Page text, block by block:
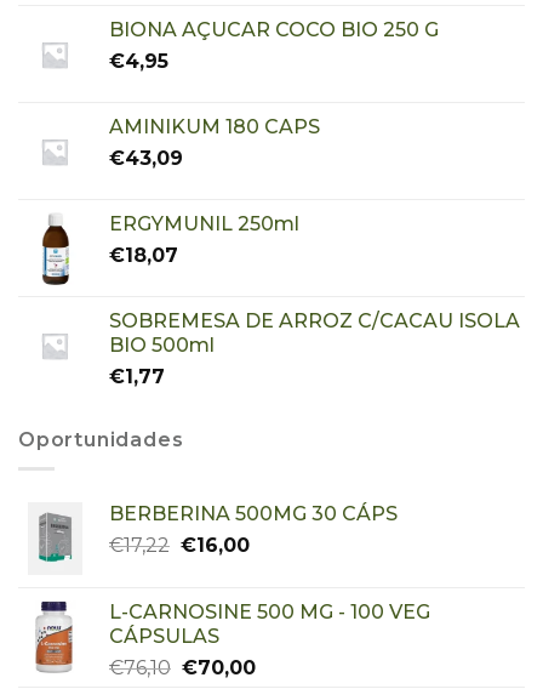
BIONA AÇUCAR COCO BIO 250 G
€4,95
AMINIKUM 180 CAPS
€43,09
ERGYMUNIL 250ml
€18,07
SOBREMESA DE ARROZ C/CACAU ISOLA
BIO 500ml
€1,77
Oportunidades
BERBERINA 500MG 30 CÁPS
€17,22 €16,00
L-CARNOSINE 500 MG - 100 VEG
CÁPSULAS
€76,10 €70,00